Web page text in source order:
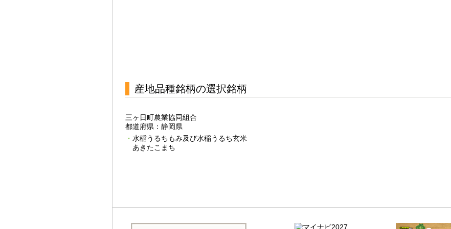
産地品種銘柄の選択銘柄
三ヶ日町農業協同組合
都道府県：静岡県
水稲うるちもみ及び水稲うるち玄米
あきたこまち